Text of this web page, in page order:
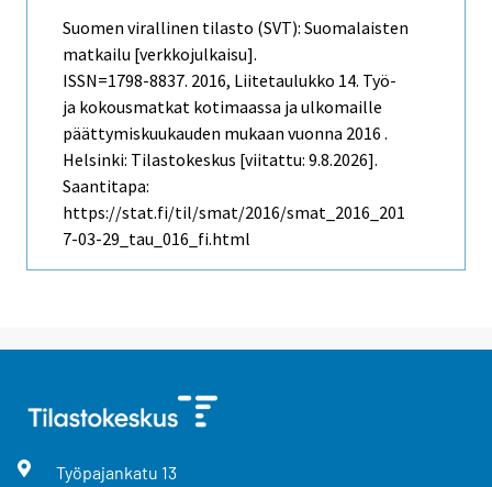
Suomen virallinen tilasto (SVT): Suomalaisten
matkailu [verkkojulkaisu].
ISSN=1798-8837. 2016, Liitetaulukko 14. Työ-
ja kokousmatkat kotimaassa ja ulkomaille
päättymiskuukauden mukaan vuonna 2016 .
Helsinki: Tilastokeskus [viitattu: 9.8.2026].
Saantitapa:
https://stat.fi/til/smat/2016/smat_2016_201
7-03-29_tau_016_fi.html
Työpajankatu 13